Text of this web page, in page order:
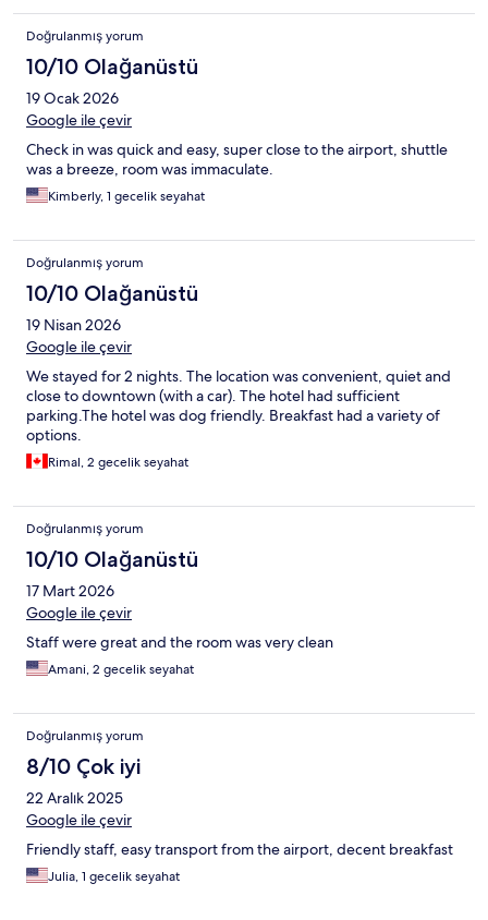
Doğrulanmış yorum
10/10 Olağanüstü
19 Ocak 2026
Google ile çevir
Check in was quick and easy, super close to the airport, shuttle
was a breeze, room was immaculate.
Kimberly, 1 gecelik seyahat
Doğrulanmış yorum
10/10 Olağanüstü
19 Nisan 2026
Google ile çevir
We stayed for 2 nights. The location was convenient, quiet and
close to downtown (with a car). The hotel had sufficient
parking.The hotel was dog friendly. Breakfast had a variety of
options.
Rimal, 2 gecelik seyahat
Doğrulanmış yorum
10/10 Olağanüstü
17 Mart 2026
Google ile çevir
Staff were great and the room was very clean
Amani, 2 gecelik seyahat
Doğrulanmış yorum
8/10 Çok iyi
22 Aralık 2025
Google ile çevir
Friendly staff, easy transport from the airport, decent breakfast
Julia, 1 gecelik seyahat